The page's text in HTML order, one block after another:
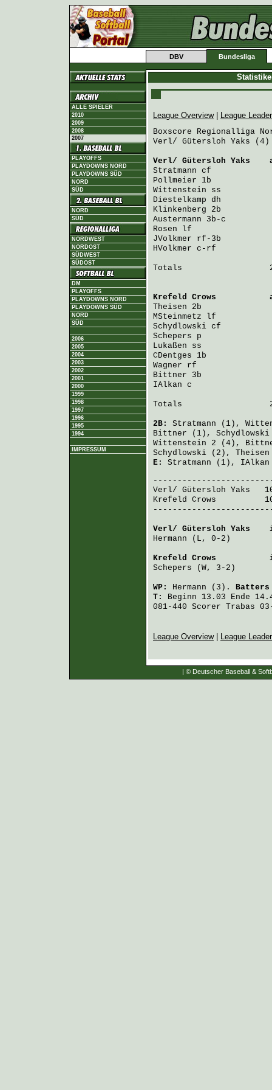
DBV Bundesliga
ALLE SPIELER
2010
2009
2008
2007
PLAYOFFS
PLAYDOWNS NORD
PLAYDOWNS SÜD
NORD
SÜD
NORD
SÜD
NORDWEST
NORDOST
SÜDWEST
SÜDOST
DM
PLAYOFFS
PLAYDOWNS NORD
PLAYDOWNS SÜD
NORD
SÜD
2006
2005
2004
2003
2002
2001
2000
1999
1998
1997
1996
1995
1994
IMPRESSUM
League Overview|
League
Boxscore Regionalliga
Verl/ Gütersloh Yaks (4)
Verl/ Gütersloh Yaks
Stratmann cf             3
Pollmeier 1b
Wittenstein ss
Diestelkamp dh
Klinkenberg 2b
Austermann 3b-c
Rosen lf                 3
JVolkmer rf-3b
HVolkmer c-rf            2
Totals
Krefeld Crows
Theisen 2b
MSteinmetz lf            4
Schydlowski cf           3
Schepers p               4
Lukaßen ss               3
CDentges 1b
Wagner rf                1
Bittner 3b
IAlkan c                 3
Totals
2B: Stratmann (1),
Bittner (1), Schydlowski
Wittenstein 2 (4),
Schydlowski (2), Theisen
E: Stratmann (1), IAlkan
Verl/ Gütersloh Yaks
Krefeld Crows
Verl/ Gütersloh Yaks
Hermann (L, 0-2)
Krefeld Crows
Schepers (W, 3-2)
WP: Hermann (3).
T:
Beginn 13.03 Ende
081-440 Scorer Trabas
League Overview| League
| © Deutscher Baseball &